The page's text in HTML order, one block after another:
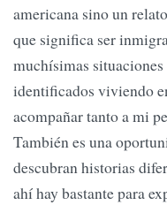
americana sino un
que significa ser
muchísimas
identificados viviendo
acompañar tanto a mi
También es una
descubran historias
ahí hay bastante para